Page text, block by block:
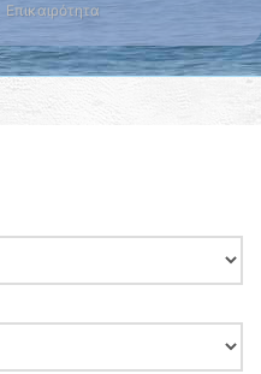
Επικαιρότητα